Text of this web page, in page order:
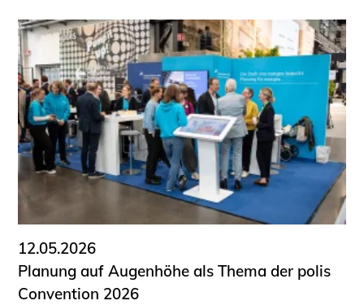
12.05.2026
Planung auf Augenhöhe als Thema der polis
Convention 2026